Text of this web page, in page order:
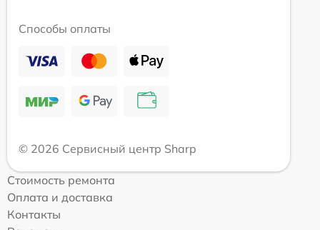
Способы оплаты
© 2026 Сервисный центр Sharp
Стоимость ремонта
Оплата и доставка
Контакты